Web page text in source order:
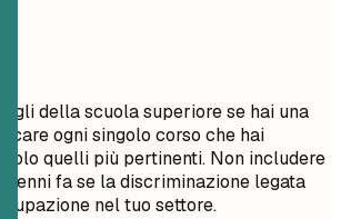
della scuola superiore se hai una
ogni singolo corso che hai
solo quelli più pertinenti. Non includere
fa se la discriminazione legata
nel tuo settore.